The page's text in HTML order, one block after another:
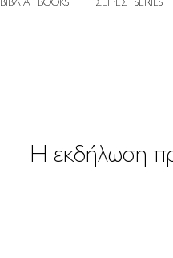
ΒΙΒΛΙΑ | BOOKS ΣΕΙΡΕΣ | SERIES
Η εκδήλωση